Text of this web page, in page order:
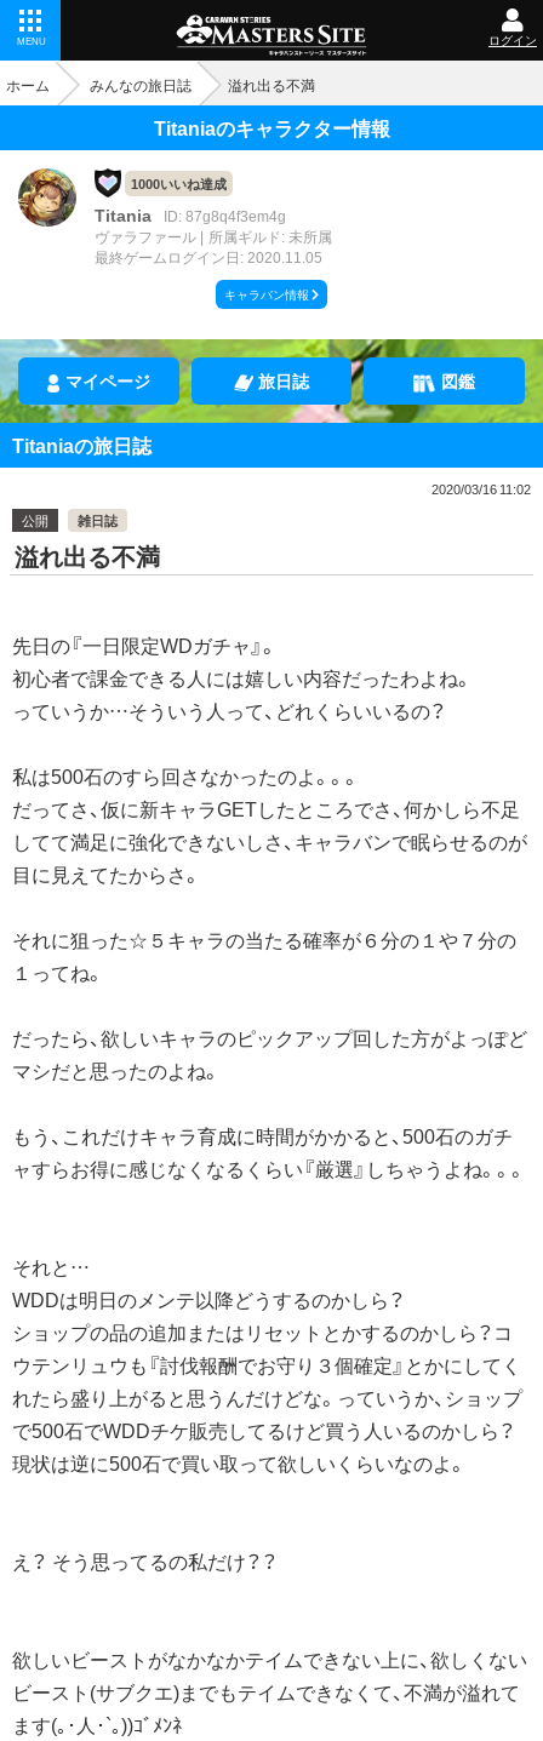
MENU ログイン
ホーム みんなの旅日誌 溢れ出る不満
Titaniaのキャラクター情報
1000いいね達成
Titania
ID: 87g8q4f3em4g
ヴァラファール
所属ギルド: 未所属
最終ゲームログイン日: 2020.11.05
キャラバン情報
マイページ 旅日誌 図鑑
Titaniaの旅日誌
2020/03/16 11:02
公開
雑日誌
溢れ出る不満
先日の『一日限定WDガチャ』。
初心者で課金できる人には嬉しい内容だったわよね。
っていうか…そういう人って、どれくらいいるの？
私は500石のすら回さなかったのよ。。。
だってさ、仮に新キャラGETしたところでさ、何かしら不足
してて満足に強化できないしさ、キャラバンで眠らせるのが
目に見えてたからさ。
それに狙った☆５キャラの当たる確率が６分の１や７分の
１ってね。
だったら、欲しいキャラのピックアップ回した方がよっぽど
マシだと思ったのよね。
もう、これだけキャラ育成に時間がかかると、500石のガチ
ャすらお得に感じなくなるくらい『厳選』しちゃうよね。。。
それと…
WDDは明日のメンテ以降どうするのかしら？
ショップの品の追加またはリセットとかするのかしら？コ
ウテンリュウも『討伐報酬でお守り３個確定』とかにしてく
れたら盛り上がると思うんだけどな。っていうか、ショップ
で500石でWDDチケ販売してるけど買う人いるのかしら？
現状は逆に500石で買い取って欲しいくらいなのよ。
え？ そう思ってるの私だけ？？
欲しいビーストがなかなかテイムできない上に、欲しくない
ビースト(サブクエ)までもテイムできなくて、不満が溢れて
ます(｡･人･`｡))ｺﾞﾒﾝﾈ